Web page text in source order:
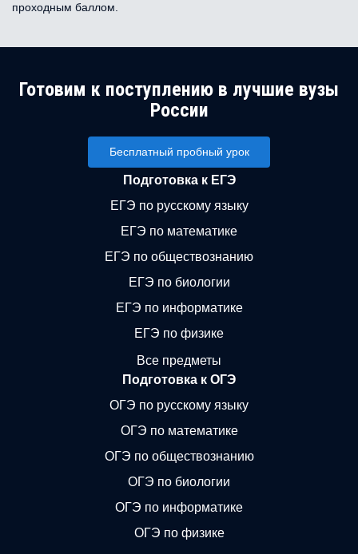
проходным баллом.
Готовим к поступлению в лучшие вузы
России
Бесплатный пробный урок
Подготовка к ЕГЭ
ЕГЭ по русскому языку
ЕГЭ по математике
ЕГЭ по обществознанию
ЕГЭ по биологии
ЕГЭ по информатике
ЕГЭ по физике
Все предметы
Подготовка к ОГЭ
ОГЭ по русскому языку
ОГЭ по математике
ОГЭ по обществознанию
ОГЭ по биологии
ОГЭ по информатике
ОГЭ по физике